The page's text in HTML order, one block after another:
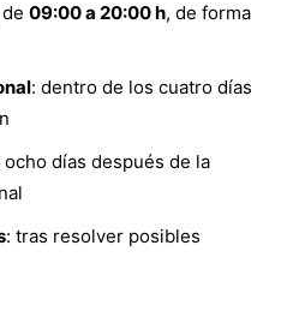
de 09:00 a 20:00 h, de forma
: dentro de los cuatro días
ocho días después de la
: tras resolver posibles